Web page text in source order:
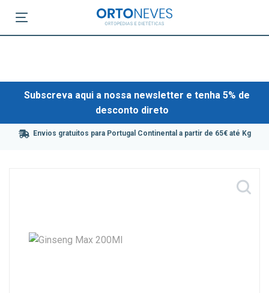
Subscreva aqui a nossa newsletter e tenha 5% de
desconto direto
Envios gratuitos para Portugal Continental a partir de 65€ até Kg